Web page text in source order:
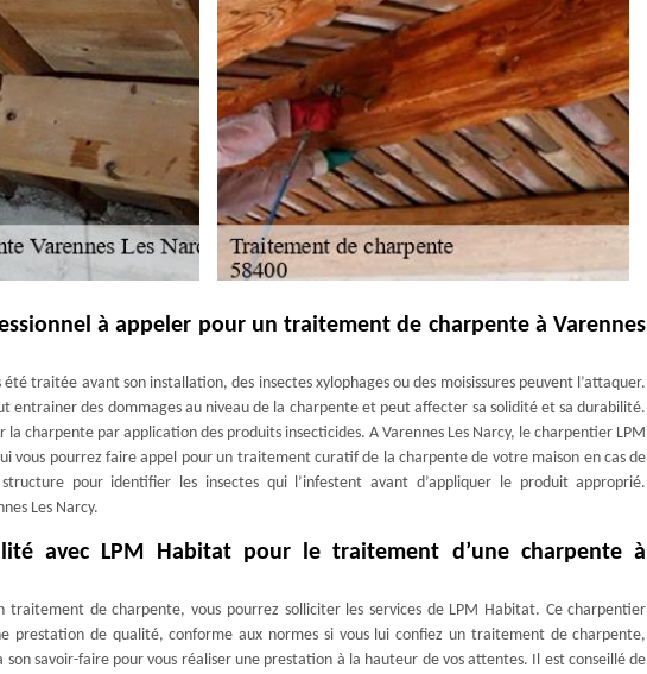
à appeler pour un traitement de charpente à Varennes
été traitée avant son installation, des insectes xylophages ou des moisissures peuvent l’attaquer.
entrainer des dommages au niveau de la charpente et peut affecter sa solidité et sa durabilité.
la charpente par application des produits insecticides. A Varennes Les Narcy, le charpentier LPM
vous pourrez faire appel pour un traitement curatif de la charpente de votre maison en cas de
pour identifier les insectes qui l’infestent avant d’appliquer le produit approprié.
Les Narcy.
avec LPM Habitat pour le traitement d’une charpente à
traitement de charpente, vous pourrez solliciter les services de LPM Habitat. Ce charpentier
prestation de qualité, conforme aux normes si vous lui confiez un traitement de charpente,
savoir-faire pour vous réaliser une prestation à la hauteur de vos attentes. Il est conseillé de